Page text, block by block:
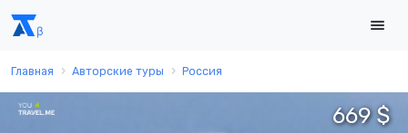
Главная Авторские туры Россия
669 $